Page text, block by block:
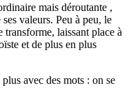
mais déroutante ,
valeurs. Peu à peu, le
transforme, laissant place à
et de plus en plus
avec des mots : on se